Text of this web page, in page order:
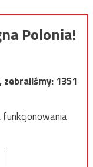
Polonia!
zebraliśmy:1351